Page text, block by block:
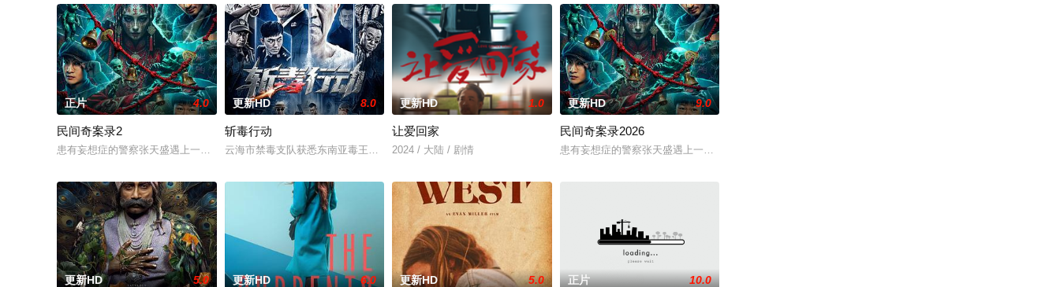
正片 4.0
民间奇案录2
患有妄想症的警察张天盛遇上一起离奇的神像杀人事件，勘案过程中，牵引出“婴胎报仇”，“娘娘索命”等一连串妖
更新HD 8.0
斩毒行动
云海市禁毒支队获悉东南亚毒王廖爷将携600余公斤毒品来云交易，火速成立“斩毒行动”专案组，借调警员安迪参
更新HD 1.0
让爱回家
2024 / 大陆 / 剧情
更新HD 9.0
民间奇案录2026
患有妄想症的警察张天盛遇上一起离奇的神像杀人事件，勘案过程中，牵引出“婴胎报仇”，“娘娘索命”等一连串
更新HD 5.0 更新HD 6.0 更新HD 5.0 正片 10.0